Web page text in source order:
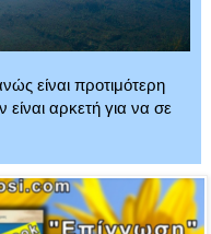
είναι προτιμότερη
αρκετή για να σε